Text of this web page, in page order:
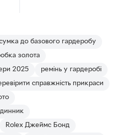
до базового гардеробу
золота
2025 ремінь у гардеробі
справжність прикраси
Rolex Джеймс Бонд